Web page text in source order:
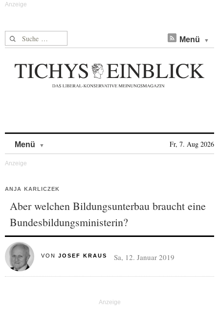
Suche nach: Menü
Menü Fr, 7. Aug 2026
ANJA KARLICZEK
Aber welchen Bildungsunterbau braucht eine
Bundesbildungsministerin?
VON JOSEF KRAUS Sa, 12. Januar 2019